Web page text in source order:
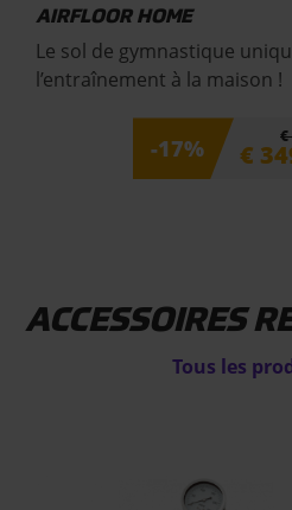
AIRFLOOR HOME
Le sol de gymnastique
l’entraînement à la maison !
-17% €
€
ACCESSOIRES
Tous les